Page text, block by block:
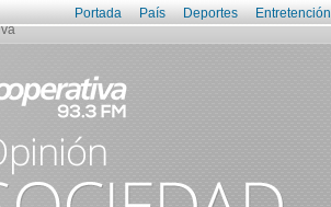
Portada País Deportes Entretención